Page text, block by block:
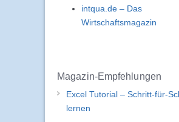
intqua.de – Das
Wirtschaftsmagazin
Magazin-Empfehlungen
Excel Tutorial – Schritt-für-
lernen